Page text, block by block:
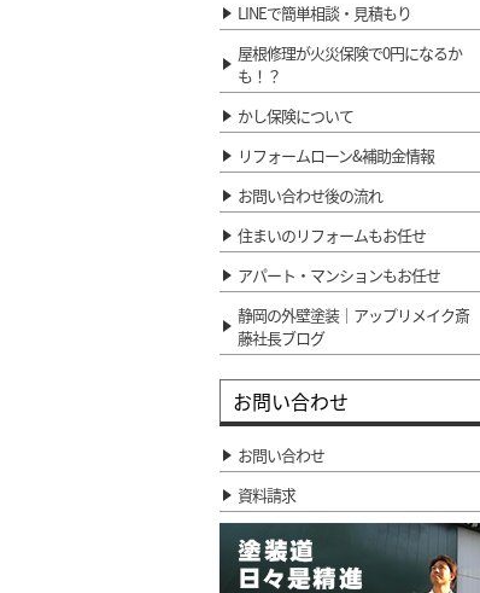
LINEで簡単相談・見積もり
屋根修理が火災保険で0円になるか
も！？
かし保険について
リフォームローン&補助金情報
お問い合わせ後の流れ
住まいのリフォームもお任せ
アパート・マンションもお任せ
静岡の外壁塗装｜アップリメイク斎
藤社長ブログ
お問い合わせ
お問い合わせ
資料請求